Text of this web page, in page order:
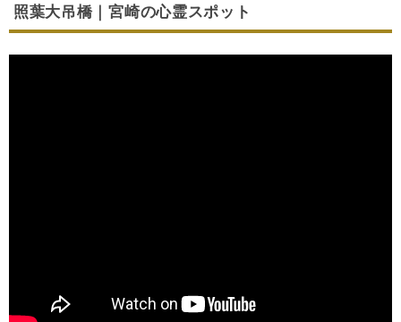
照葉大吊橋｜宮崎の心霊スポット